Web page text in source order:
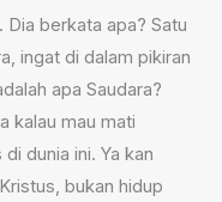
berkata apa? Satu
ingat di dalam pikiran
apa Saudara?
kalau mau mati
dunia ini. Ya kan
bukan hidup